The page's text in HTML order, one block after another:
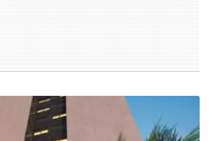
ao seu interior, no padrão Conartes.